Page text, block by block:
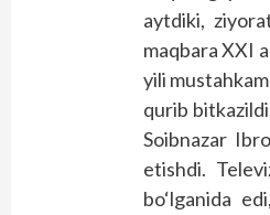
aytdiki,
maqbara XXI
yili
qurib
Soibnazar
etishdi.
bo‘lganida